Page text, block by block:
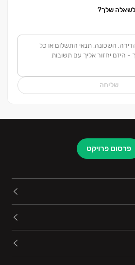
בנייה מתקדמות עם
כדי להעניק לכם שקט נפשי
וגם המבצעת .זהו יתרון אדיר
שאחראית על שירות הלקוחות,
קפיטל, היא לבחור בדרך בטוחה,
איתכם יד ביד עד לקבלת
שלך?
שליחה
פרסום פרויקט